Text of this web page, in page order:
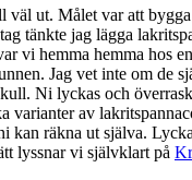
väl ut. Målet var att
tänkte jag lägga
vi hemma hemma hos
Jag vet inte om de
Ni lyckas och
varianter av
kan räkna ut själva.
lyssnar vi självklart på